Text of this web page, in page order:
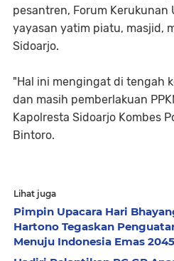
pesantren, Forum Kerukunan
yayasan yatim piatu, masjid,
Sidoarjo.
"Hal ini mengingat di tengah
dan masih pemberlakuan
Kapolresta Sidoarjo Kombes
Bintoro.
Lihat juga
Pimpin Upacara Hari
Hartono Tegaskan
Menuju Indonesia Emas 2045